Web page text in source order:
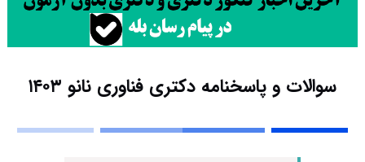
سوالات و پاسخنامه دکتری فناوری نانو ۱۴۰۳